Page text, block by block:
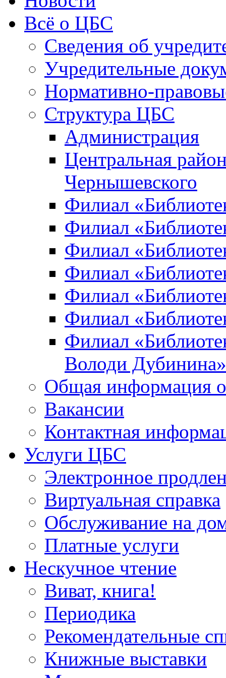
Всё о ЦБС
Сведения об
Учредительные
Нормативно-
Структура ЦБС
Администрация
Центральная
Чернышевского
Филиал
Филиал
Филиал
Филиал
Филиал
Филиал
Филиал
Володи Дубинина»
Общая информация
Вакансии
Контактная
Услуги ЦБС
Электронное
Виртуальная справка
Обслуживание на
Платные услуги
Нескучное чтение
Виват, книга!
Периодика
Рекомендательные
Книжные выставки